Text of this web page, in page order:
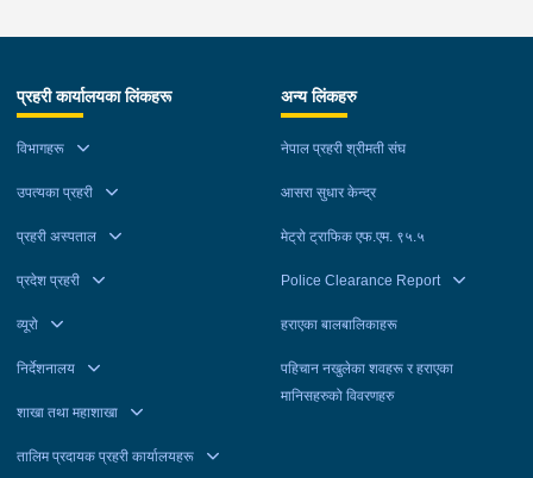
प्रहरी कार्यालयका लिंकहरू
विभागहरू
उपत्यका प्रहरी
प्रहरी अस्पताल
प्रदेश प्रहरी
व्यूरो
निर्देशनालय
शाखा तथा महाशाखा
तालिम प्रदायक प्रहरी कार्यालयहरू
अन्य लिंकहरु
नेपाल प्रहरी श्रीमती संघ
आसरा सुधार केन्द्र
मेट्रो ट्राफिक एफ.एम. ९५.५
Police Clearance Report
हराएका बालबालिकाहरू
पहिचान नखुलेका शवहरू र हराएका
मानिसहरुको विवरणहरु